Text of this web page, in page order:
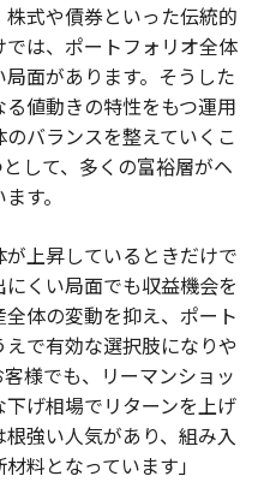
株式や債券といった伝統的
は、ポートフォリオ全体
面があります。そうした
値動きの特性をもつ運用
バランスを整えていくこ
して、多くの富裕層がヘ
す。
上昇しているときだけで
くい局面でも収益機会を
体の変動を抑え、ポート
で有効な選択肢になりや
様でも、リーマンショッ
げ相場でリターンを上げ
強い人気があり、組み入
料となっています」